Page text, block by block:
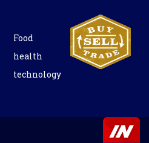
Food
health
technology